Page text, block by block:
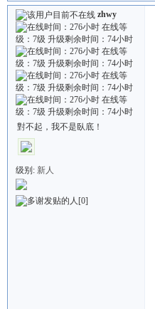
zhwy
對不起，我不是臥底！
级别: 新人
[0]